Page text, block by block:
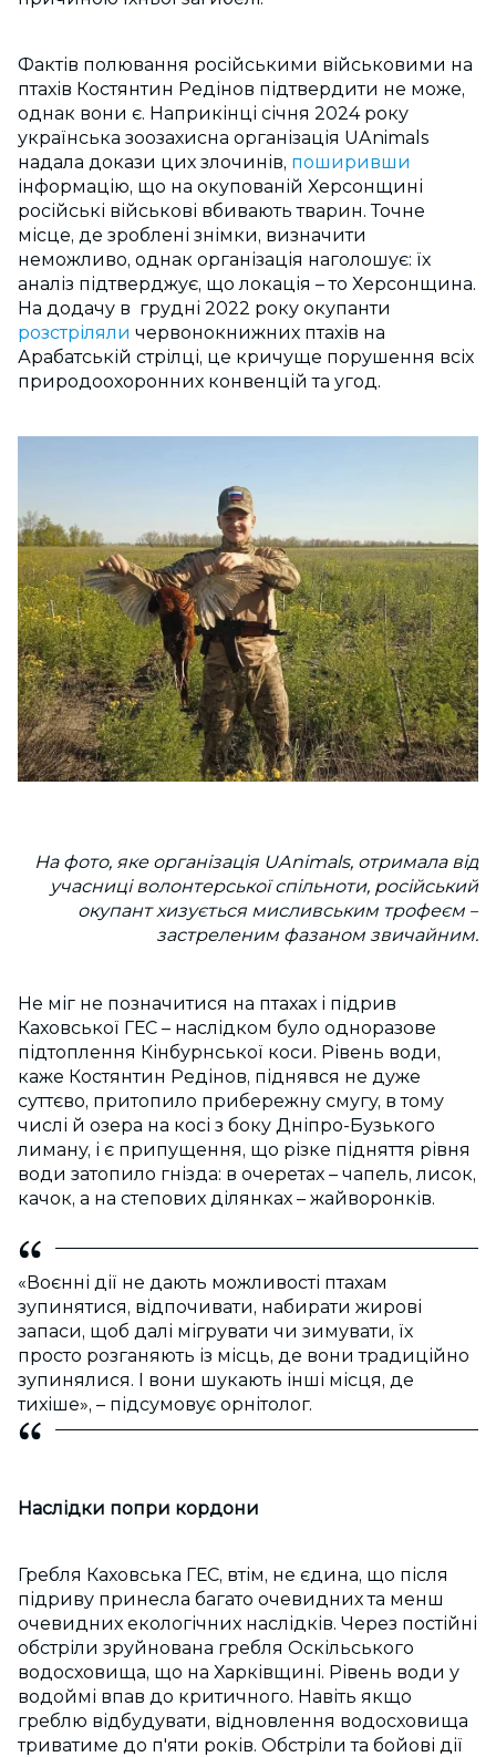
Фактів полювання російськими військовими на
птахів Костянтин Редінов підтвердити не може,
однак вони є. Наприкінці січня 2024 року
українська зоозахисна організація UAnimals
надала докази цих злочинів, поширивши
інформацію, що на окупованій Херсонщині
російські військові вбивають тварин. Точне
місце, де зроблені знімки, визначити
неможливо, однак організація наголошує: їх
аналіз підтверджує, що локація – то Херсонщина.
На додачу в грудні 2022 року окупанти
розстріляли червонокнижних птахів на
Арабатській стрілці, це кричуще порушення всіх
природоохоронних конвенцій та угод.
На фото, яке організація UAnimals, отримала від
учасниці волонтерської спільноти, російський
окупант хизується мисливським трофеєм –
застреленим фазаном звичайним.
Не міг не позначитися на птахах і підрив
Каховської ГЕС – наслідком було одноразове
підтоплення Кінбурнської коси. Рівень води,
каже Костянтин Редінов, піднявся не дуже
суттєво, притопило прибережну смугу, в тому
числі й озера на косі з боку Дніпро-Бузького
лиману, і є припущення, що різке підняття рівня
води затопило гнізда: в очеретах – чапель, лисок,
качок, а на степових ділянках – жайворонків.
«Воєнні дії не дають можливості птахам
зупинятися, відпочивати, набирати жирові
запаси, щоб далі мігрувати чи зимувати, їх
просто розганяють із місць, де вони традиційно
зупинялися. І вони шукають інші місця, де
тихіше», – підсумовує орнітолог.
Наслідки попри кордони
Гребля Каховська ГЕС, втім, не єдина, що після
підриву принесла багато очевидних та менш
очевидних екологічних наслідків. Через постійні
обстріли зруйнована гребля Оскільського
водосховища, що на Харківщині. Рівень води у
водоймі впав до критичного. Навіть якщо
греблю відбудувати, відновлення водосховища
триватиме до п'яти років. Обстріли та бойові дії